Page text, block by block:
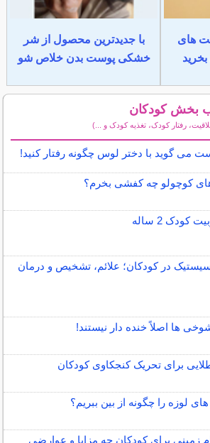
های
با جدیدترین محصول از شر
خشکی پوست بدن خلاص شو
بخش کودکان
رفتار کودک، تغذیه کودک و ...)
می گوید با دختر لوس چگونه رفتار کنید!
کوچولو چه کفشی بخرم؟
کودک 2 ساله
سیستیک در کودکان؛ علائم، تشخیص و درمان
ها اصلاً خنده دار نیستند!
لوزه را چگونه از بین ببریم؟
زمینی برای کودکان چه مزایا و عوارضی